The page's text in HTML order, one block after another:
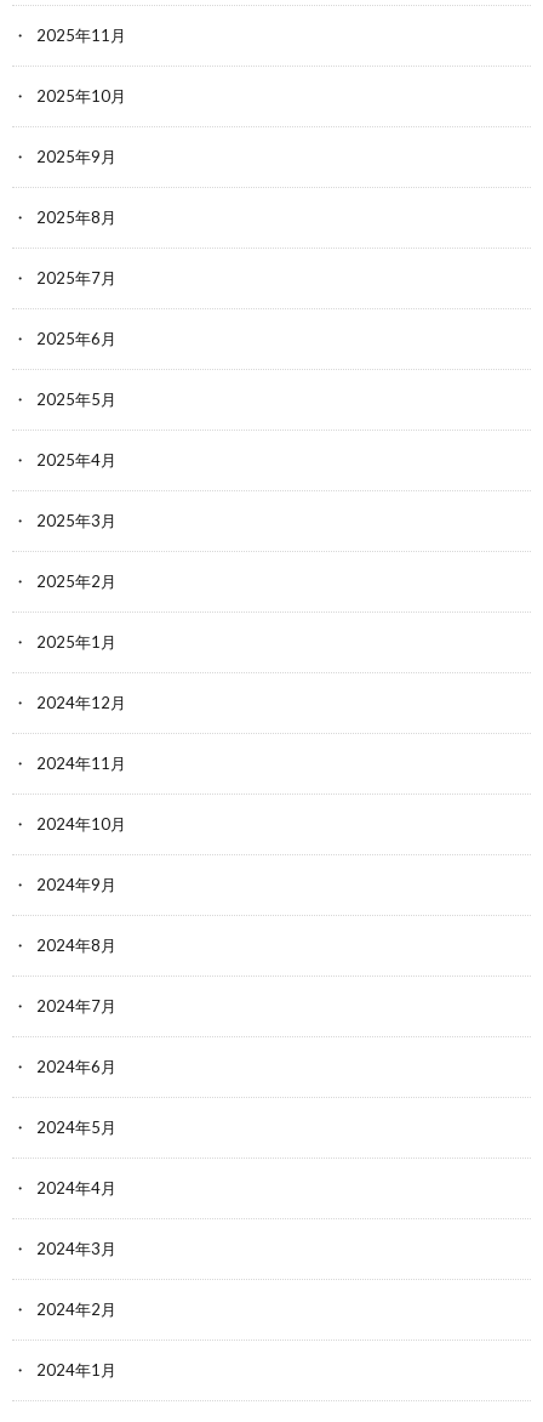
2025年11月
2025年10月
2025年9月
2025年8月
2025年7月
2025年6月
2025年5月
2025年4月
2025年3月
2025年2月
2025年1月
2024年12月
2024年11月
2024年10月
2024年9月
2024年8月
2024年7月
2024年6月
2024年5月
2024年4月
2024年3月
2024年2月
2024年1月